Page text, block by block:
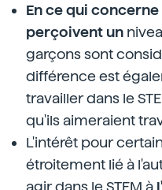
En ce qui concerne
perçoivent un
garçons sont
différence est
travailler dans le
qu'ils aimeraient
L'intérêt pour
étroitement lié à
agir dans le STEM à